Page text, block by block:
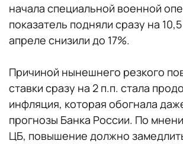
начала специальной военной
показатель подняли сразу на
апреле снизили до 17%.
Причиной нынешнего резкого
ставки сразу на 2 п.п. стала
инфляция, которая обогнала
прогнозы Банка России. По
ЦБ, повышение должно